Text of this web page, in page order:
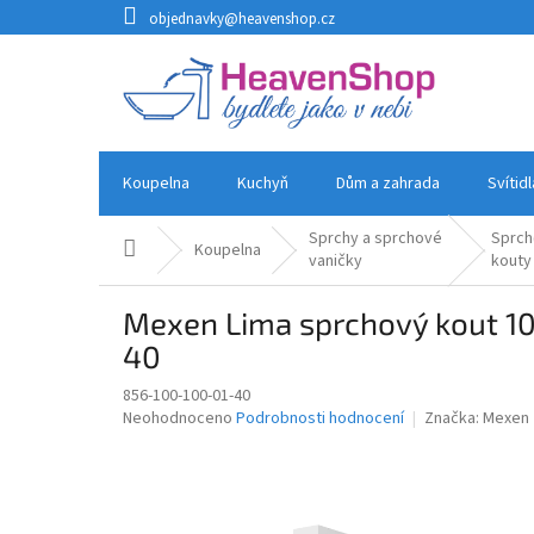
na
objednavky@heavenshop.cz
Koupelna Kuchyň Dům a zahrada
Domů Koupelna
Sprchy a sprchové
vaničky
kouty
Mexen Lima sprchový kout
40
856-100-100-01-40
Průměrné
Neohodnoceno Podrobnosti hodnocení Značka: Mexen